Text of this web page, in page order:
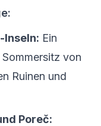
Inseln: Ein
von
Ruinen und
Poreč: